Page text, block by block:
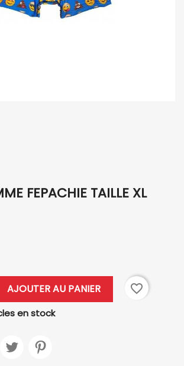
FEPACHIE TAILLE XL
AJOUTER AU PANIER
favorite_border
en stock